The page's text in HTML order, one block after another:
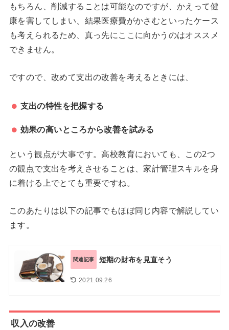
もちろん、削減することは可能なのですが、かえって健
康を害してしまい、結果医療費がかさむといったケース
も考えられるため、真っ先にここに向かうのはオススメ
できません。
ですので、改めて支出の改善を考えるときには、
支出の特性を把握する
効果の高いところから改善を試みる
という観点が大事です。高校教育においても、この2つ
の観点で支出を考えさせることは、家計管理スキルを身
に着ける上でとても重要ですね。
このあたりは以下の記事でもほぼ同じ内容で解説してい
ます。
関連記事 短期の財布を見直そう
2021.09.26
収入の改善